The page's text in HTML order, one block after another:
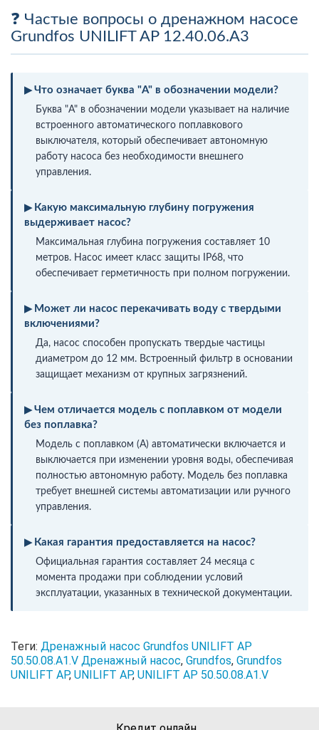
Частые вопросы о дренажном насосе
Grundfos UNILIFT AP 12.40.06.A3
Что означает буква "A" в обозначении модели?
Буква "A" в обозначении модели указывает на наличие
встроенного автоматического поплавкового
выключателя, который обеспечивает автономную
работу насоса без необходимости внешнего
управления.
Какую максимальную глубину погружения
выдерживает насос?
Максимальная глубина погружения составляет 10
метров. Насос имеет класс защиты IP68, что
обеспечивает герметичность при полном погружении.
Может ли насос перекачивать воду с твердыми
включениями?
Да, насос способен пропускать твердые частицы
диаметром до 12 мм. Встроенный фильтр в основании
защищает механизм от крупных загрязнений.
Чем отличается модель с поплавком от модели
без поплавка?
Модель с поплавком (A) автоматически включается и
выключается при изменении уровня воды, обеспечивая
полностью автономную работу. Модель без поплавка
требует внешней системы автоматизации или ручного
управления.
Какая гарантия предоставляется на насос?
Официальная гарантия составляет 24 месяца с
момента продажи при соблюдении условий
эксплуатации, указанных в технической документации.
Теги: Дренажный насос Grundfos UNILIFT AP
50.50.08.A1.V Дренажный насос, Grundfos, Grundfos
UNILIFT AP, UNILIFT AP, UNILIFT AP 50.50.08.A1.V